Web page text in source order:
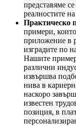
представяме
реалностите
Практическо
примери,
приложение в
изградите по
Нашите
различни
извършва
нива в
наскоро
известен
позиция, в